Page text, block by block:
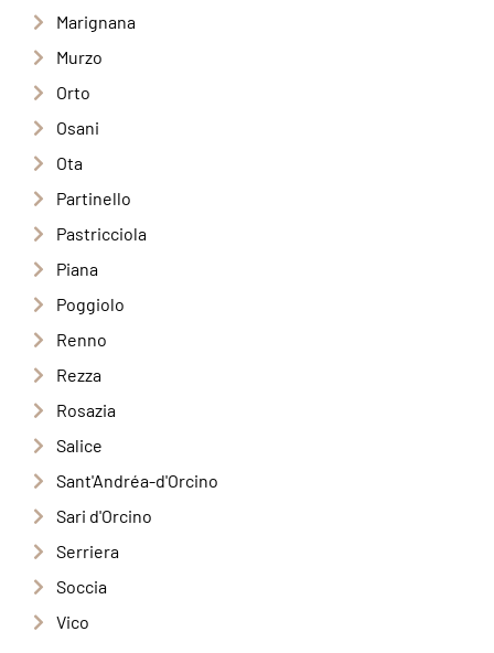
Marignana
Murzo
Orto
Osani
Ota
Partinello
Pastricciola
Piana
Poggiolo
Renno
Rezza
Rosazia
Salice
Sant'Andréa-d'Orcino
Sari d'Orcino
Serriera
Soccia
Vico